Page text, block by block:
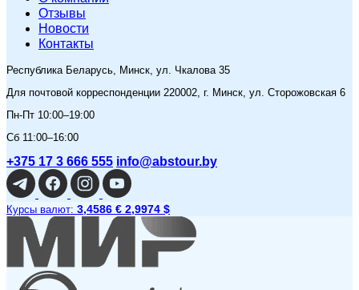
Отзывы
Новости
Контакты
Республика Беларусь, Минск, ул. Чкалова 35
Для почтовой корреспонденции 220002, г. Минск, ул. Сторожовская 6
Пн-Пт 10:00–19:00
Сб 11:00–16:00
+375 17 3 666 555 info@abstour.by
Курсы валют: 3,4586 € 2,9974 $